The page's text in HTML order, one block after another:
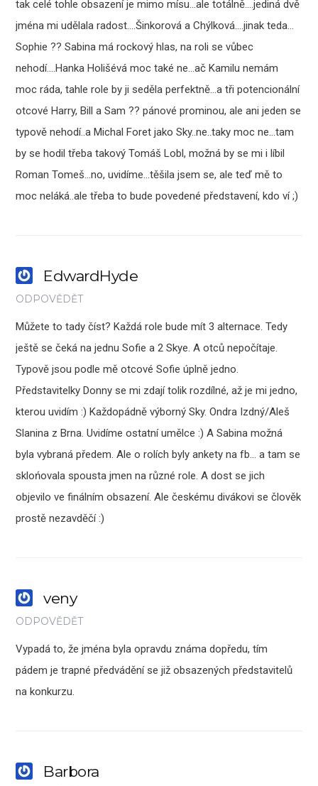
tak celé tohle obsazení je mimo mísu…ale totálně….jediná dvě
jména mi udělala radost….Šinkorová a Chýlková….jinak teda…
Sophie ?? Sabina má rockový hlas, na roli se vůbec
nehodí….Hanka Holišévá moc také ne…ač Kamilu nemám
moc ráda, tahle role by ji seděla perfektně…a tři potencionální
otcové Harry, Bill a Sam ?? pánové prominou, ale ani jeden se
typově nehodí..a Michal Foret jako Sky..ne..taky moc ne…tam
by se hodil třeba takový Tomáš Lobl, možná by se mi i líbil
Roman Tomeš…no, uvidíme…těšila jsem se, ale teď mě to
moc neláká..ale třeba to bude povedené představení, kdo ví ;)
EdwardHyde
ODPOVĚDĚT
Můžete to tady číst? Každá role bude mít 3 alternace. Tedy
ještě se čeká na jednu Sofie a 2 Skye. A otců nepočítaje.
Typově jsou podle mě otcové Sofie úplně jedno.
Představitelky Donny se mi zdají tolik rozdílné, až je mi jedno,
kterou uvidím :) Každopádně výborný Sky. Ondra Izdný/Aleš
Slanina z Brna. Uvidíme ostatní umělce :) A Sabina možná
byla vybraná předem. Ale o rolích byly ankety na fb… a tam se
sklońovala spousta jmen na různé role. A dost se jich
objevilo ve finálním obsazení. Ale českému divákovi se člověk
prostě nezavděčí :)
veny
ODPOVĚDĚT
Vypadá to, že jména byla opravdu známa dopředu, tím
pádem je trapné předvádění se již obsazených představitelů
na konkurzu.
Barbora